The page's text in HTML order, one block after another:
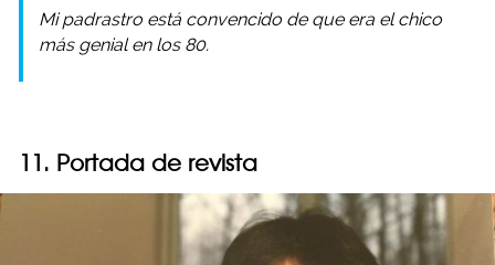
Mi padrastro está convencido de que era el chico
más genial en los 80.
11. Portada de revista